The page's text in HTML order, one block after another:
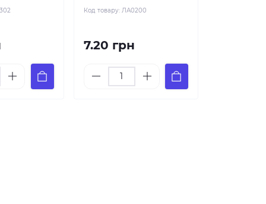
Код товару: ЛА0200
7.20 грн